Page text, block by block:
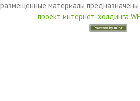
размещенные материалы
проект интернет-холдинга